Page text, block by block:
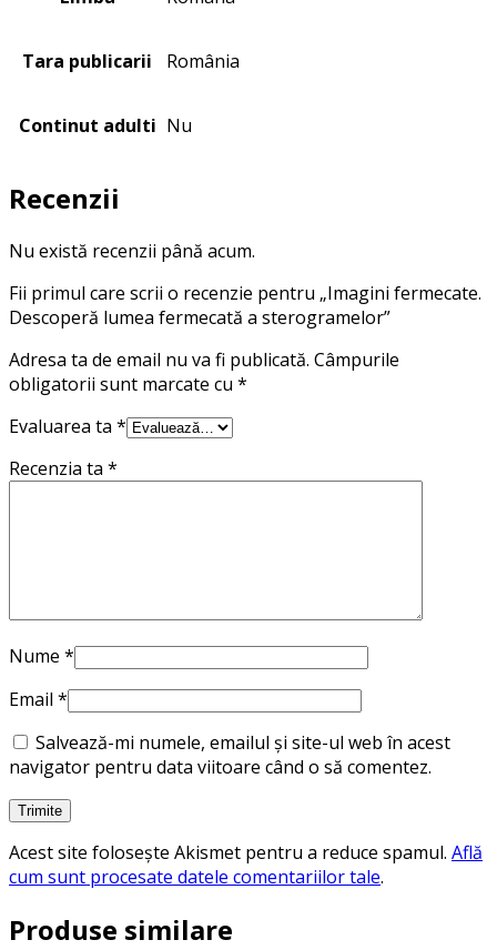
Tara publicarii România
Continut adulti Nu
Recenzii
Nu există recenzii până acum.
Fii primul care scrii o recenzie pentru „Imagini fermecate.
Descoperă lumea fermecată a sterogramelor”
Adresa ta de email nu va fi publicată. Câmpurile
obligatorii sunt marcate cu *
Evaluarea ta *
Recenzia ta *
Nume *
Email *
Salvează-mi numele, emailul și site-ul web în acest
navigator pentru data viitoare când o să comentez.
Acest site folosește Akismet pentru a reduce spamul. Află
cum sunt procesate datele comentariilor tale.
Produse similare